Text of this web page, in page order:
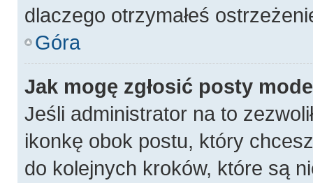
dlaczego otrzymałeś
Góra
Jak mogę zgłosić posty
Jeśli administrator na to
ikonkę obok postu, który
do kolejnych kroków, które są